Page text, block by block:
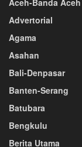
Advertorial
Agama
Asahan
Bali-Denpasar
Banten-Serang
Batubara
Bengkulu
Berita Utama